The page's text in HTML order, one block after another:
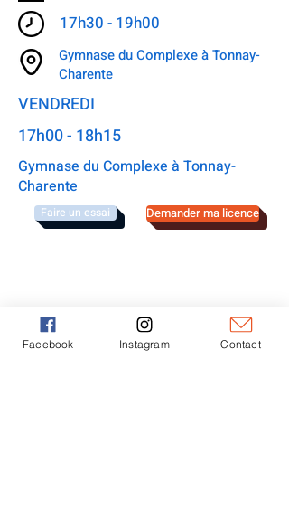
17h30 - 19h00
Gymnase du Complexe à Tonnay-
Charente
VENDREDI
17h00 - 18h15
Gymnase du Complexe à Tonnay-
Charente
Faire un essai Demander ma licence
110 €
Facebook Instagram Contact